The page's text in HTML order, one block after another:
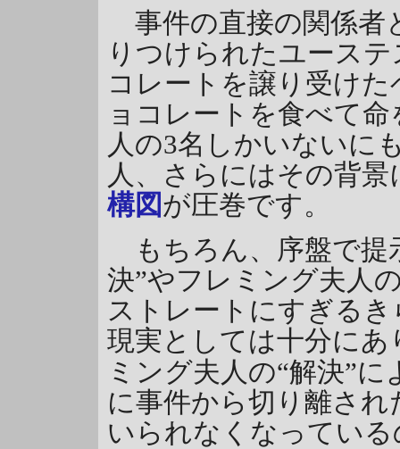
事件の直接の関係者
りつけられたユース
コレートを譲り受け
ョコレートを食べて
人の3名しかいないに
人、さらにはその背
構図が圧巻です。
もちろん、序盤で提
決”やフレミング夫人
ストレートにすぎる
現実としては十分にあ
ミング夫人の“解決”
に事件から切り離され
いられなくなってい